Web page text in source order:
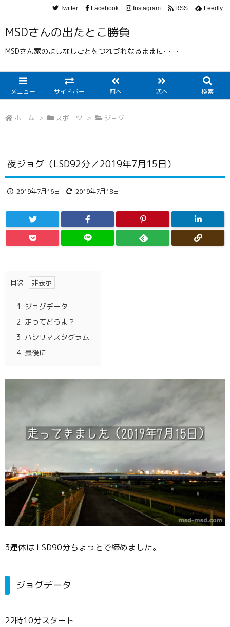
MSDさんの出たとこ勝負
MSDさん家のよしなしごとをつれづれなるままに……
メニュー サイドバー 前へ 次へ 検索
Twitter Facebook Instagram RSS Feedly
ホーム > スポーツ > ジョグ
夜ジョグ（LSD92分／2019年7月15日）
2019年7月16日 2019年7月18日
目次
1. ジョグデータ
2. 走ってどうよ？
3. ハシリマスタグラム
4. 最後に
3連休は LSD90分ちょっとで締めました。
ジョグデータ
22時10分スタート